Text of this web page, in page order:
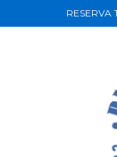
RESERVA